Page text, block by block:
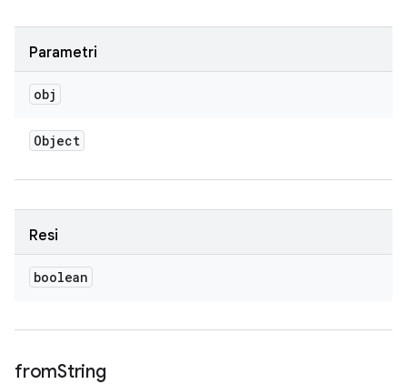
Parametri
obj
Object
Resi
boolean
fromString